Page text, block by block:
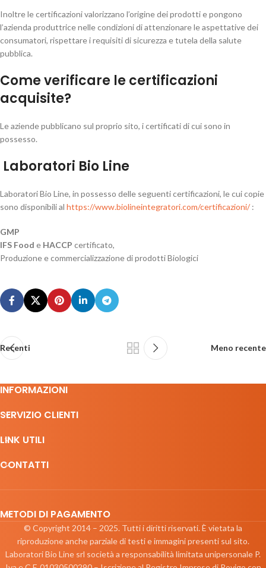
Inoltre le certificazioni valorizzano l’origine dei prodotti e pongono
l’azienda produttrice nelle condizioni di attenzionare le aspettative dei
consumatori, rispettare i requisiti di sicurezza e tutela della salute
pubblica.
Come verificare le certificazioni
acquisite?
Le aziende pubblicano sul proprio sito, i certificati di cui sono in
possesso.
Laboratori Bio Line
Laboratori Bio Line, in possesso delle seguenti certificazioni, le cui copie
sono disponibili al https://www.biolineintegratori.com/certificazioni/ :
GMP
IFS Food e HACCP certificato,
Produzione e commercializzazione di prodotti Biologici
Recenti Meno recente
INFORMAZIONI
SERVIZIO CLIENTI
LINK UTILI
CONTATTI
METODI DI PAGAMENTO
© Copyright 2014 – 2025. Tutti i diritti riservati. È vietata la
riproduzione anche parziale di testi e immagini presenti sul sito.
Laboratori Bio Line srl società a responsabilità limitata unipersonale P.